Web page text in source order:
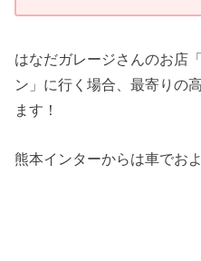
はなだガレージさんのお店
ン」に行く場合、最寄りの
ます！
熊本インターからは車でお